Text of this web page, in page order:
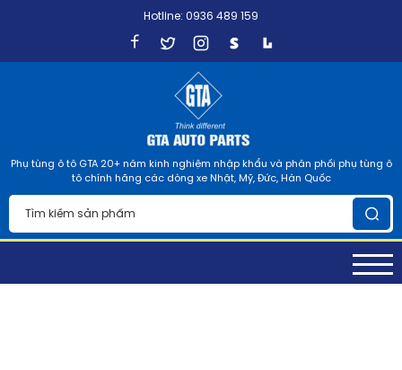
Hotline: 0936 489 159
Phụ tùng ô tô GTA 20+ năm kinh nghiệm nhập khẩu và phân phối phụ tùng ô
tô chính hãng các dòng xe Nhật, Mỹ, Đức, Hàn Quốc